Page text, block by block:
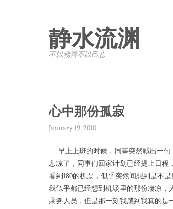
静水流渊
不以物喜·不以己悲
心中那份孤寂
January 19, 2010
早上上班的时候，同事突然喊出一句
悲凉了，同事们回家计划已经提上日程
看到180的机票，似乎突然间想到是不
我似乎都已经想到机场里的那份凄凉
乘务人员，但是那一刻我感到我真的